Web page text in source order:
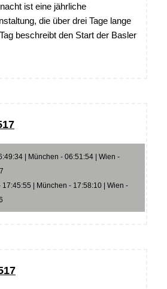
ist eine jährliche
die über drei Tage lange
beschreibt den Start der Basler
| München - 06:51:54 | Wien -
| München - 17:58:10 | Wien -